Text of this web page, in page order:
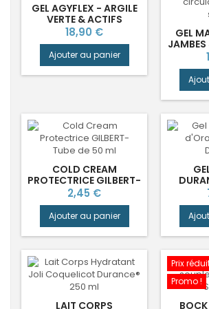
GEL AGYFLEX - ARGILE
VERTE & ACTIFS
NATURELS | MUSCLES &
ARTICULATIONS
Prix
18,90 €
Ajouter au panier
GEL
JAMBES
COLD CREAM
PROTECTRICE GILBERT-
TUBE DE 50 ML
Prix
2,45 €
Ajouter au panier
LAIT CORPS
Prix
Promo !